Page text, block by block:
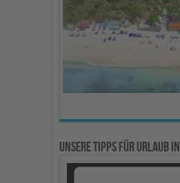
powered by
Consent
Platform
Unsere Tipps für Urlaub